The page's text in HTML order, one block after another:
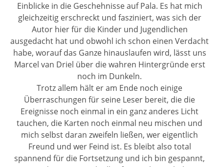
Einblicke in die Geschehnisse auf Pala. Es hat mich
gleichzeitig erschreckt und fasziniert, was sich der
Autor hier für die Kinder und Jugendlichen
ausgedacht hat und obwohl ich schon einen Verdacht
habe, worauf das Ganze hinauslaufen wird, lässt uns
Marcel van Driel über die wahren Hintergründe erst
noch im Dunkeln.
Trotz allem hält er am Ende noch einige
Überraschungen für seine Leser bereit, die die
Ereignisse noch einmal in ein ganz anderes Licht
tauchen, die Karten noch einmal neu mischen und
mich selbst daran zweifeln ließen, wer eigentlich
Freund und wer Feind ist. Es bleibt also total
spannend für die Fortsetzung und ich bin gespannt,